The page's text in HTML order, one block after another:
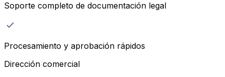
Soporte completo de documentación legal
Procesamiento y aprobación rápidos
Dirección comercial